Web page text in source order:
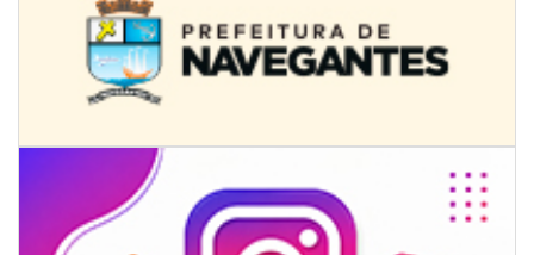
08/08/2026 | 07:00
Univali e Câmara de Vereadores de Itajaí reúnem especialistas para
discutir políticas públicas e inovação